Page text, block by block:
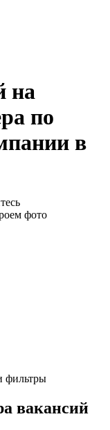
на
по
в
фото
фильтры
вакансий